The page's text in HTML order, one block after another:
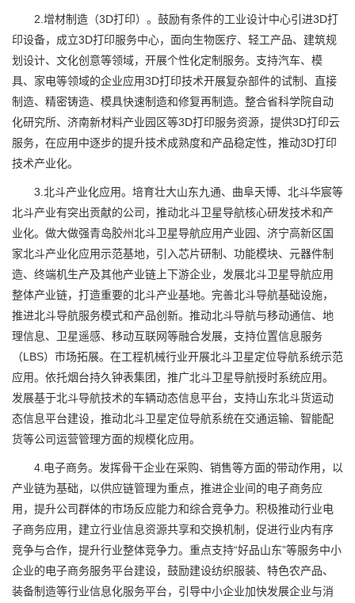
2.增材制造（3D打印）。鼓励有条件的工业设计中心引进3D打
印设备，成立3D打印服务中心，面向生物医疗、轻工产品、建筑规
划设计、文化创意等领域，开展个性化定制服务。支持汽车、模
具、家电等领域的企业应用3D打印技术开展复杂部件的试制、直接
制造、精密铸造、模具快速制造和修复再制造。整合省科学院自动
化研究所、济南新材料产业园区等3D打印服务资源，提供3D打印云
服务，在应用中逐步的提升技术成熟度和产品稳定性，推动3D打印
技术产业化。
3.北斗产业化应用。培育壮大山东九通、曲阜天博、北斗华宸等
北斗产业有突出贡献的公司，推动北斗卫星导航核心研发技术和产
业化。做大做强青岛胶州北斗卫星导航应用产业园、济宁高新区国
家北斗产业化应用示范基地，引入芯片研制、功能模块、元器件制
造、终端机生产及其他产业链上下游企业，发展北斗卫星导航应用
整体产业链，打造重要的北斗产业基地。完善北斗导航基础设施，
推进北斗导航服务模式和产品创新。推动北斗导航与移动通信、地
理信息、卫星遥感、移动互联网等融合发展，支持位置信息服务
（LBS）市场拓展。在工程机械行业开展北斗卫星定位导航系统示范
应用。依托烟台持久钟表集团，推广北斗卫星导航授时系统应用。
发展基于北斗导航技术的车辆动态信息平台，支持山东北斗货运动
态信息平台建设，推动北斗卫星定位导航系统在交通运输、智能配
货等公司运营管理方面的规模化应用。
4.电子商务。发挥骨干企业在采购、销售等方面的带动作用，以
产业链为基础，以供应链管理为重点，推进企业间的电子商务应
用，提升公司群体的市场反应能力和综合竞争力。积极推动行业电
子商务应用，建立行业信息资源共享和交换机制，促进行业内有序
竞争与合作，提升行业整体竞争力。重点支持“好品山东”等服务中小
企业的电子商务服务平台建设，鼓励建设纺织服装、特色农产品、
装备制造等行业信息化服务平台，引导中小企业加快发展企业与消